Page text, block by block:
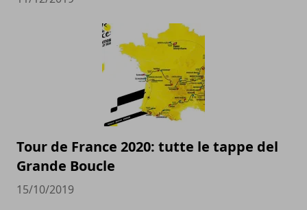
Tour de France 2020: tutte le tappe del
Grande Boucle
15/10/2019